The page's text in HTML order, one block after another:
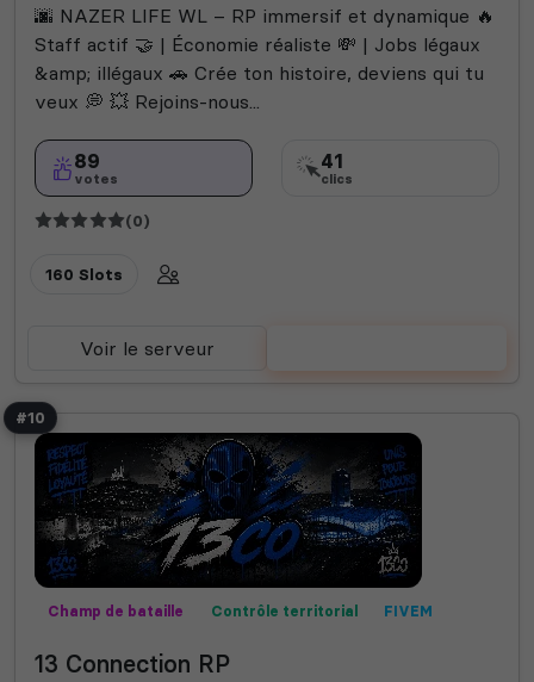
🌆 NAZER LIFE WL – RP immersif et dynamique 🔥
Staff actif 🤝 | Économie réaliste 💸 | Jobs légaux
&amp; illégaux 🚗 Crée ton histoire, deviens qui tu
veux 💭 💥 Rejoins-nous...
89
votes
41
clics
(0)
160 Slots
Voir le serveur
#10
Champ de bataille Contrôle territorial
FIVEM
RP écrit
RP vocal Semi-RP
13 Connection RP